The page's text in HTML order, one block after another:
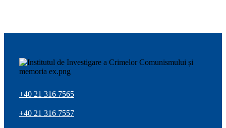
+40 21 316 7565
+40 21 316 7557